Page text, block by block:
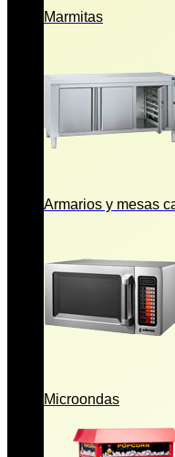
Marmitas
Armarios y mesas
Microondas